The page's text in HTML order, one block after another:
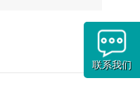
联系我们